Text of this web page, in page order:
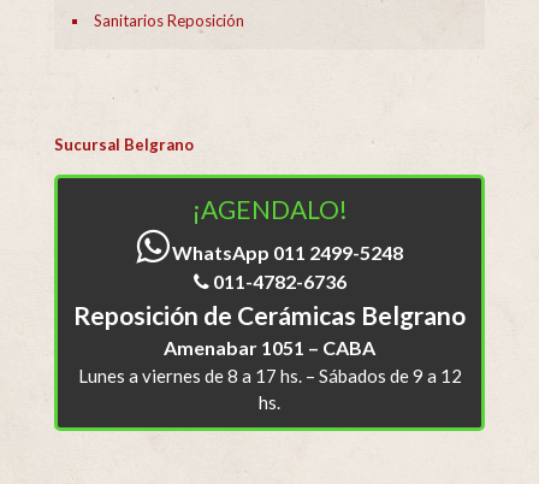
Sanitarios Reposición
Sucursal Belgrano
¡AGENDALO!
WhatsApp 011 2499-5248
011-4782-6736
Reposición de Cerámicas Belgrano
Amenabar 1051 – CABA
Lunes a viernes de 8 a 17 hs. – Sábados de 9 a 12
hs.